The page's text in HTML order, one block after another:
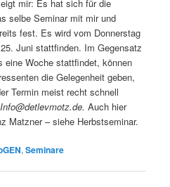
mir: Es hat sich für die
selbe Seminar mit mir und
fest. Es wird vom Donnerstag
Juni stattfinden. Im Gegensatz
eine Woche stattfindet, können
die Gelegenheit geben,
Termin meist recht schnell
Info@detlevmotz.de.Auch hier
Matzner – siehe Herbstseminar.
,Seminare